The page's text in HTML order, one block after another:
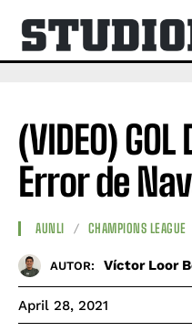
(VIDEO) GOL
Error de
AUNLI CHAMPIONS LEAGUE
AUTOR: Víctor Loor
April 28, 2021